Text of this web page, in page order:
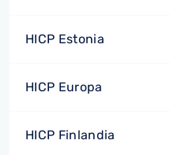
HICP Estonia
HICP Europa
HICP Finlandia